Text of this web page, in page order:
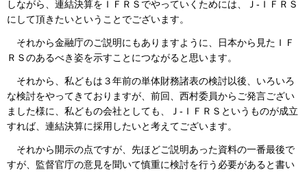
しながら、連結決算をＩＦＲＳでやっていくためには、Ｊ‐ＩＦＲＳ
にして頂きたいということでございます。
それから金融庁のご説明にもありますように、日本から見たＩＦ
ＲＳのあるべき姿を示すことにつながると思います。
それから、私どもは３年前の単体財務諸表の検討以後、いろいろ
な検討をやってきておりますが、前回、西村委員からご発言ござい
ました様に、私どもの会社としても、Ｊ‐ＩＦＲＳというものが成立
すれば、連結決算に採用したいと考えてございます。
それから開示の点ですが、先ほどご説明あった資料の一番最後で
すが、監督官庁の意見を聞いて慎重に検討を行う必要があると書い